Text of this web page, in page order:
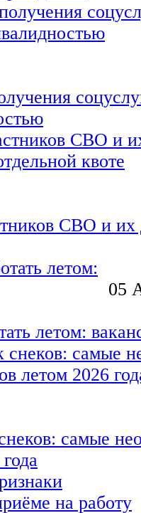
СВО и их
05
летом:
самые